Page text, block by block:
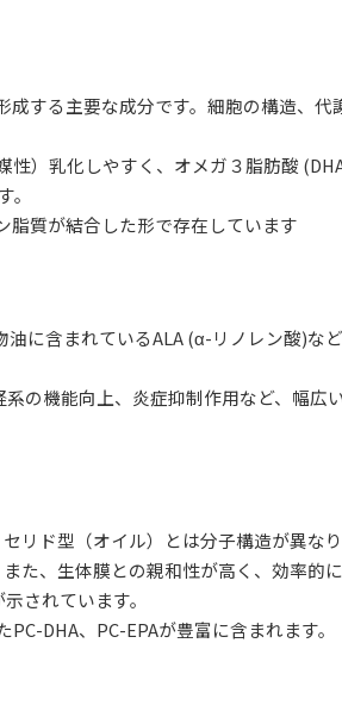
する主要な成分です。細胞の構造、代
）乳化しやすく、オメガ３脂肪酸
脂質が結合した形で存在しています
に含まれているALA (α-リノレン酸)な
の機能向上、炎症抑制作用など、幅広
リド型（オイル）とは分子構造が異なり
た、生体膜との親和性が高く、効率的
されています。
DHA、PC-EPAが豊富に含まれます。